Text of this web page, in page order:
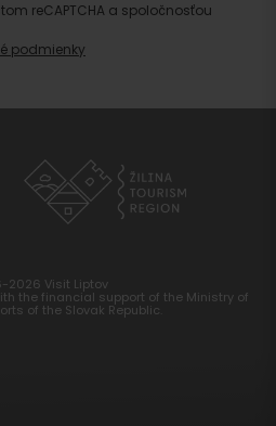
reCAPTCHA a spoločnosťou
podmienky
2026 Visit Liptov
the financial support of the Ministry of
of the Slovak Republic.